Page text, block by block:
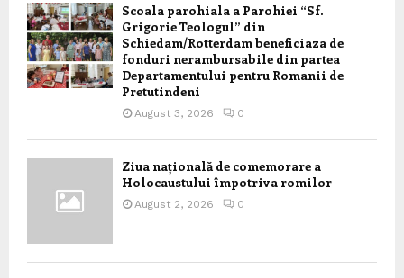
Scoala parohiala a Parohiei “Sf.
Grigorie Teologul” din
Schiedam/Rotterdam beneficiaza de
fonduri nerambursabile din partea
Departamentului pentru Romanii de
Pretutindeni
August 3, 2026 0
Ziua națională de comemorare a
Holocaustului împotriva romilor
August 2, 2026 0